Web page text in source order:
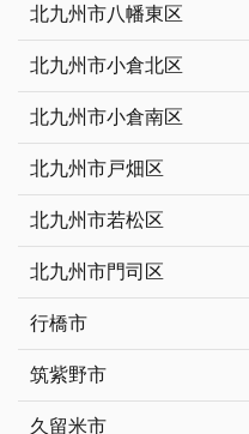
北九州市八幡東区
北九州市小倉北区
北九州市小倉南区
北九州市戸畑区
北九州市若松区
北九州市門司区
行橋市
筑紫野市
久留米市